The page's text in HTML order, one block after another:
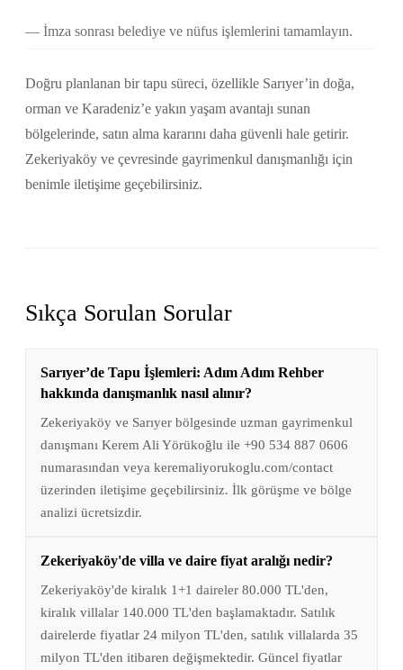
İmza sonrası belediye ve nüfus işlemlerini tamamlayın.
Doğru planlanan bir tapu süreci, özellikle Sarıyer’in doğa,
orman ve Karadeniz’e yakın yaşam avantajı sunan
bölgelerinde, satın alma kararını daha güvenli hale getirir.
Zekeriyaköy ve çevresinde gayrimenkul danışmanlığı için
benimle iletişime geçebilirsiniz.
Sıkça Sorulan Sorular
Sarıyer’de Tapu İşlemleri: Adım Adım Rehber
hakkında danışmanlık nasıl alınır?
Zekeriyaköy ve Sarıyer bölgesinde uzman gayrimenkul
danışmanı Kerem Ali Yörükoğlu ile +90 534 887 0606
numarasından veya keremaliyorukoglu.com/contact
üzerinden iletişime geçebilirsiniz. İlk görüşme ve bölge
analizi ücretsizdir.
Zekeriyaköy'de villa ve daire fiyat aralığı nedir?
Zekeriyaköy'de kiralık 1+1 daireler 80.000 TL'den,
kiralık villalar 140.000 TL'den başlamaktadır. Satılık
dairelerde fiyatlar 24 milyon TL'den, satılık villalarda 35
milyon TL'den itibaren değişmektedir. Güncel fiyatlar